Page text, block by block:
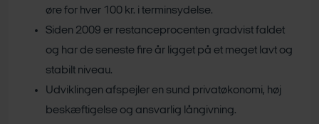
øre for hver 100 kr. i terminsydelse.
Siden 2009 er restanceprocenten gradvist faldet
og har de seneste fire år ligget på et meget lavt og
stabilt niveau.
Udviklingen afspejler en sund privatøkonomi, høj
beskæftigelse og ansvarlig långivning.